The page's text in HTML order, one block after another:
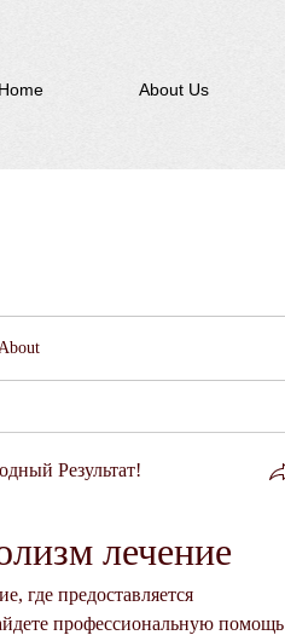
Home About Us
Результат!
лечение
где предоставляется
профессиональную помощь